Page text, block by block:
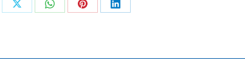
ShareShareShareShare